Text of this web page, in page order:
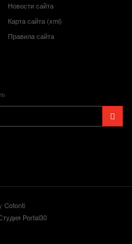
Новости сайта
Карта сайта (xml)
Правила сайта
Cotonti
Portal30